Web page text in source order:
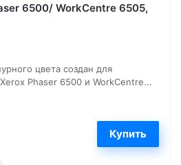
6500/ WorkCentre 6505,
цвета создан для
Phaser 6500 и WorkCentre...